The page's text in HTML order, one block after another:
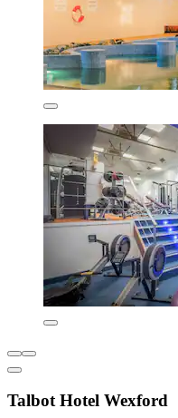
Talbot Hotel Wexford